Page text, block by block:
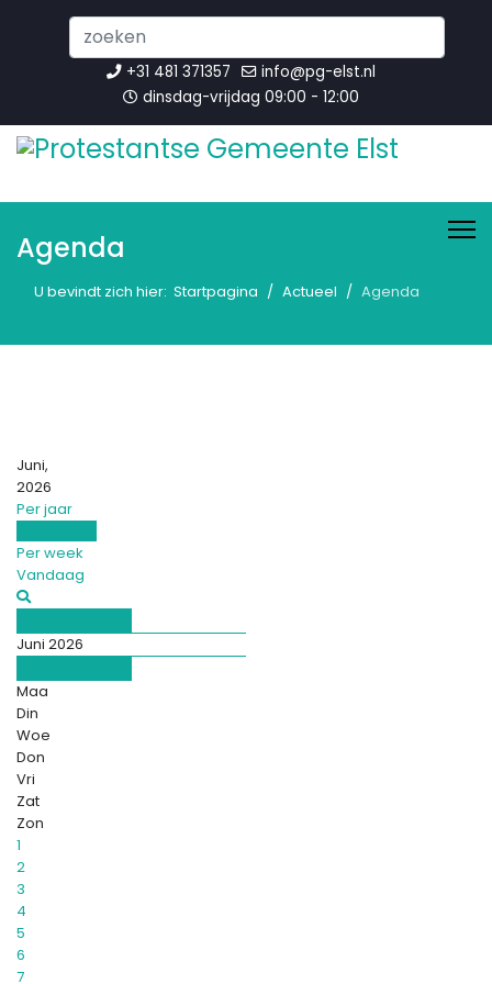
...
+31 481 371357
info@pg-elst.nl
dinsdag-vrijdag 09:00 - 12:00
Agenda
U bevindt zich hier: Startpagina Actueel Agenda
Juni,
2026
Per jaar
Per week
Vandaag
Juni 2026
Maa
Din
Woe
Don
Vri
Zat
Zon
1
2
3
4
5
6
7